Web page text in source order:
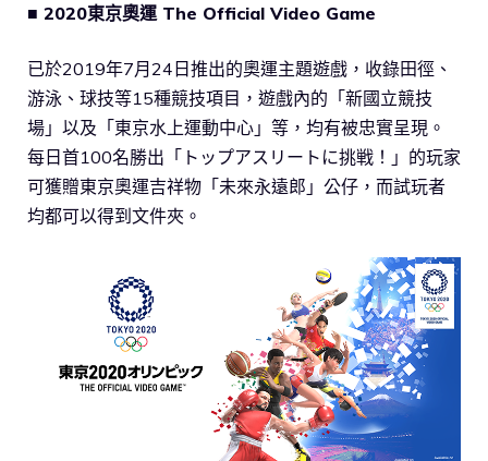
■ 2020東京奧運 The Official Video Game
已於2019年7月24日推出的奧運主題遊戲，收錄田徑、
游泳、球技等15種競技項目，遊戲內的「新國立競技
場」以及「東京水上運動中心」等，均有被忠實呈現。
每日首100名勝出「トップアスリートに挑戦！」的玩家
可獲贈東京奧運吉祥物「未來永遠郎」公仔，而試玩者
均都可以得到文件夾。